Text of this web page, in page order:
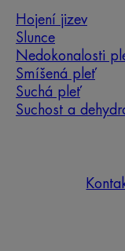
Hojení jizev
Slunce
Nedokonalosti
Smíšená pleť
Suchá pleť
Suchost a